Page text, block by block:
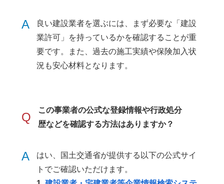
A
良い建設業者を選ぶには、まず必要な「建設
業許可」を持っているかを確認することが重
要です。また、過去の施工実績や保険加入状
況も安心材料となります。
Q
この事業者の公式な登録情報や行政処分
歴などを確認する方法はありますか？
A
はい、国土交通省が提供する以下の公式サイ
トでご確認いただけます。